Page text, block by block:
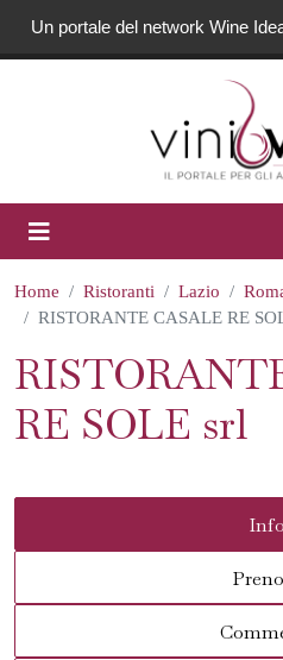
Un portale del network Wine
Home Ristoranti Lazio
RISTORANTE CASALE RE
RE SOLE srl
Info